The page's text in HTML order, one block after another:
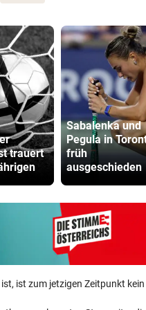
trauert
Sabalenka und
Pegula in
früh
ausgeschieden
ist zum jetzigen Zeitpunkt